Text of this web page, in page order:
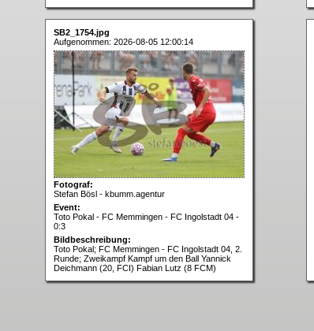
SB2_1754.jpg
Aufgenommen: 2026-08-05 12:00:14
Fotograf:
Stefan Bösl - kbumm.agentur
Event:
Toto Pokal - FC Memmingen - FC Ingolstadt 04 -
0:3
Bildbeschreibung:
Toto Pokal; FC Memmingen - FC Ingolstadt 04, 2.
Runde; Zweikampf Kampf um den Ball Yannick
Deichmann (20, FCI) Fabian Lutz (8 FCM)